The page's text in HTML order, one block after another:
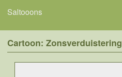
Saltooons
Cartoon: Zonsverduistering